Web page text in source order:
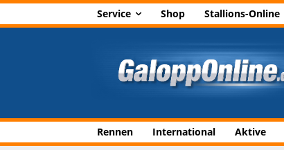
Service Shop Stallions-Online
Rennen International Aktive